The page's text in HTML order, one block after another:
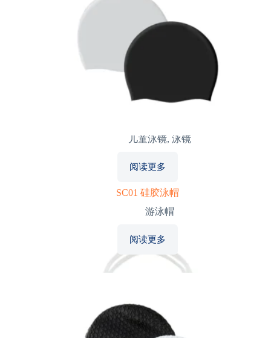
儿童泳镜, 泳镜
阅读更多
SC01 硅胶泳帽
游泳帽
阅读更多